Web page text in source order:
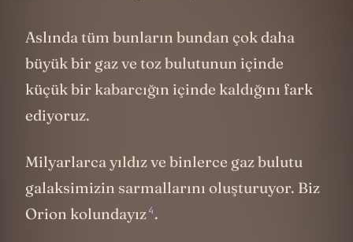
Aslında tüm bunların bundan çok daha
büyük bir gaz ve toz bulutunun içinde
küçük bir kabarcığın içinde kaldığını fark
ediyoruz.
Milyarlarca yıldız ve binlerce gaz bulutu
galaksimizin sarmallarını oluşturuyor. Biz
Orion kolundayız4.